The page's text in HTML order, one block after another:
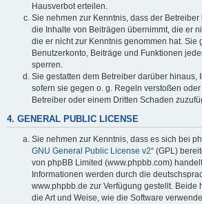
Hausverbot erteilen.
Sie nehmen zur Kenntnis, dass der
die Inhalte von Beiträgen übernimmt, die er
die er nicht zur Kenntnis genommen hat. Sie
Benutzerkonto, Beiträge und Funktionen
sperren.
Sie gestatten dem Betreiber darüber hinaus,
sofern sie gegen o. g. Regeln verstoßen
Betreiber oder einem Dritten Schaden
4. GENERAL PUBLIC LICENSE
Sie nehmen zur Kenntnis, dass es sich bei
GNU General Public License v2“ (GPL)
von phpBB Limited (www.phpbb.com)
Informationen werden durch die
www.phpbb.de zur Verfügung gestellt. Beide
die Art und Weise, wie die Software